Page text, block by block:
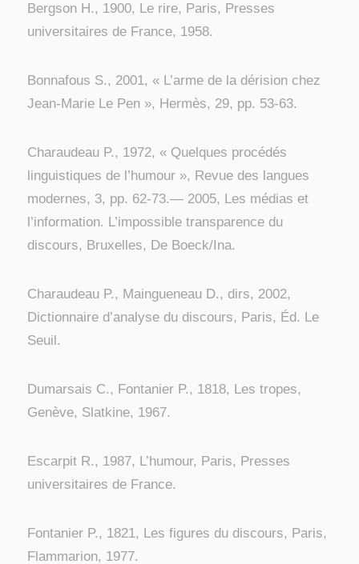
Bergson H., 1900, Le rire, Paris, Presses
universitaires de France, 1958.
Bonnafous S., 2001, « L’arme de la dérision chez
Jean-Marie Le Pen », Hermès, 29, pp. 53-63.
Charaudeau P., 1972, « Quelques procédés
linguistiques de l’humour », Revue des langues
modernes, 3, pp. 62-73.— 2005, Les médias et
l’information. L’impossible transparence du
discours, Bruxelles, De Boeck/Ina.
Charaudeau P., Maingueneau D., dirs, 2002,
Dictionnaire d’analyse du discours, Paris, Éd. Le
Seuil.
Dumarsais C., Fontanier P., 1818, Les tropes,
Genève, Slatkine, 1967.
Escarpit R., 1987, L’humour, Paris, Presses
universitaires de France.
Fontanier P., 1821, Les figures du discours, Paris,
Flammarion, 1977.